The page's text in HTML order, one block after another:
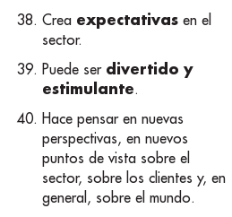
Crea expectativas en el
sector.
Puede ser divertido y
estimulante.
Hace pensar en nuevas
perspectivas, en nuevos
puntos de vista sobre el
sector, sobre los clientes y, en
general, sobre el mundo.